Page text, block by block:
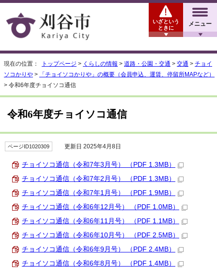
メニュー
いざという
ときに
現在の位置： トップページ > くらしの情報 > 道路・公園・交通 > 交通 > チョイ
ソコかりや >
「チョイソコかりや」の概要（会員申込、運賃、停留所MAPなど）
> 令和6年度チョイソコ通信
令和6年度チョイソコ通信
ページID1020309 更新日 2025年4月8日
チョイソコ通信（令和7年3月号） （PDF 1.3MB）
チョイソコ通信（令和7年2月号） （PDF 1.3MB）
チョイソコ通信（令和7年1月号） （PDF 1.9MB）
チョイソコ通信（令和6年12月号） （PDF 1.0MB）
チョイソコ通信（令和6年11月号） （PDF 1.1MB）
チョイソコ通信（令和6年10月号） （PDF 2.5MB）
チョイソコ通信（令和6年9月号） （PDF 2.4MB）
チョイソコ通信（令和6年8月号） （PDF 1.4MB）